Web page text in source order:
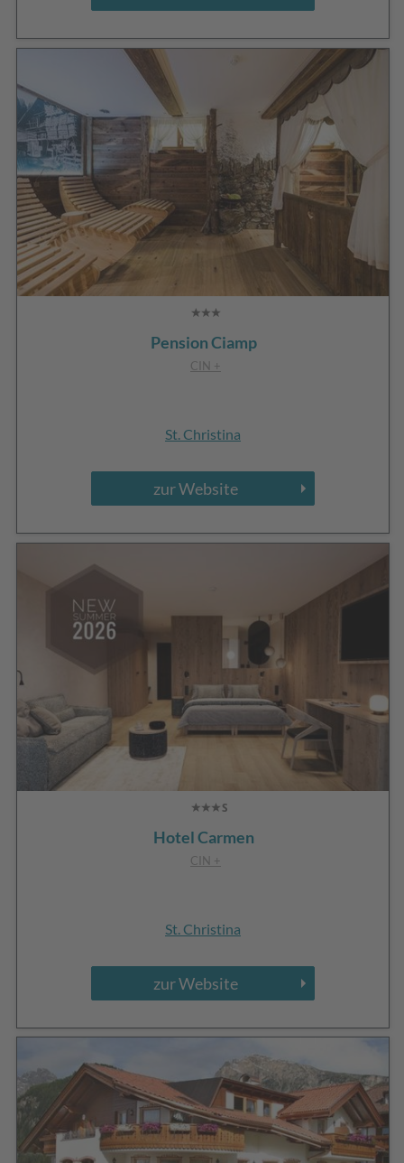
Pension Ciamp
CIN +
St. Christina
zur Website
Hotel Carmen
CIN +
St. Christina
zur Website